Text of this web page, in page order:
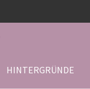
HINTERGRÜNDE